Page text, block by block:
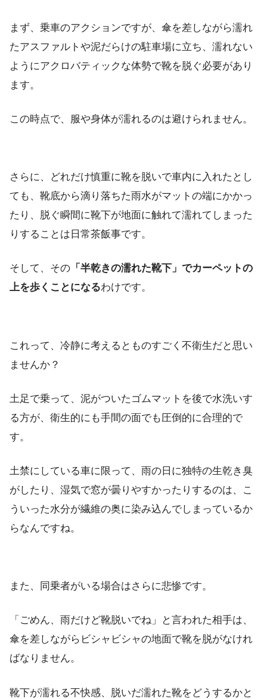
まず、乗車のアクションですが、傘を差しながら濡れ
たアスファルトや泥だらけの駐車場に立ち、濡れない
ようにアクロバティックな体勢で靴を脱ぐ必要があり
ます。
この時点で、服や身体が濡れるのは避けられません。
さらに、どれだけ慎重に靴を脱いで車内に入れたとし
ても、靴底から滴り落ちた雨水がマットの端にかかっ
たり、脱ぐ瞬間に靴下が地面に触れて濡れてしまった
りすることは日常茶飯事です。
そして、その 「半乾きの濡れた靴下」でカーペットの
上を歩くことになるわけです。
これって、冷静に考えるとものすごく不衛生だと思い
ませんか？
土足で乗って、泥がついたゴムマットを後で水洗いす
る方が、衛生的にも手間の面でも圧倒的に合理的で
す。
土禁にしている車に限って、雨の日に独特の生乾き臭
がしたり、湿気で窓が曇りやすかったりするのは、こ
ういった水分が繊維の奥に染み込んでしまっているか
らなんですね。
また、同乗者がいる場合はさらに悲惨です。
「ごめん、雨だけど靴脱いでね」と言われた相手は、
傘を差しながらビシャビシャの地面で靴を脱がなけれ
ばなりません。
靴下が濡れる不快感、脱いだ濡れた靴をどうするかと